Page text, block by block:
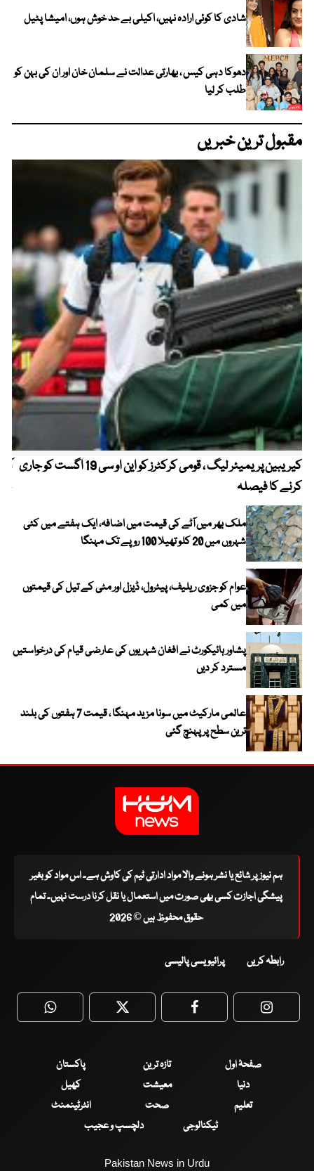
شادی کا کوئی ارادہ نہیں، اکیلی بے حد خوش ہوں، امیشا پٹیل
دھوکا دہی کیس ، بھارتی عدالت نے سلمان خان اور ان کی بہن کو
طلب کر لیا
مقبول ترین خبریں
کیریبین پریمیئر لیگ ، قومی کرکٹرز کو این او سی 19 اگست کو جاری
کرنے کا فیصلہ
ملک بھر میں آٹے کی قیمت میں اضافہ، ایک ہفتے میں کئی
شہروں میں 20 کلو تھیلا 100 روپے تک مہنگا
عوام کو جزوی ریلیف، پیٹرول، ڈیزل اور مٹی کے تیل کی قیمتوں
میں کمی
پشاور ہائیکورٹ نے افغان شہریوں کی عارضی قیام کی درخواستیں
مسترد کر دیں
عالمی مارکیٹ میں سونا مزید مہنگا ، قیمت 7 ہفتوں کی بلند
ترین سطح پر پہنچ گئی
ہم نیوز پر شائع یا نشر ہونے والا مواد ادارتی ٹیم کی کاوش ہے۔ اس مواد کو بغیر
پیشگی اجازت کسی بھی صورت میں استعمال یا نقل کرنا درست نہیں۔ تمام
حقوق محفوظ ہیں © 2026
رابطہ کریں پرائیویسی پالیسی
WhatsApp Twitter Facebook
صفحۂ اول تازہ ترین
پاکستان
دنیا
معیشت
کھیل
تعلیم
صحت
انٹرٹینمنٹ
ٹیکنالوجی
دلچسپ و عجیب
Pakistan News in Urdu